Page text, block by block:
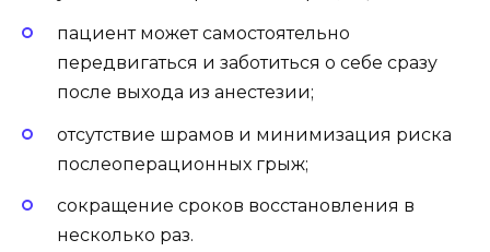
пациент может самостоятельно
передвигаться и заботиться о себе сразу
после выхода из анестезии;
отсутствие шрамов и минимизация риска
послеоперационных грыж;
сокращение сроков восстановления в
несколько раз.